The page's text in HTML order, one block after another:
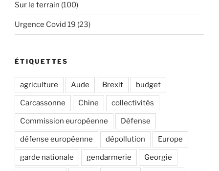
Sur le terrain (100)
Urgence Covid 19 (23)
ÉTIQUETTES
agriculture Aude Brexit budget
Carcassonne Chine collectivités
Commission européenne Défense
défense européenne dépollution Europe
garde nationale gendarmerie Georgie